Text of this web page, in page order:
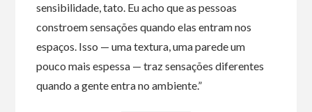
sensibilidade, tato. Eu acho que as pessoas
constroem sensações quando elas entram nos
espaços. Isso — uma textura, uma parede um
pouco mais espessa — traz sensações diferentes
quando a gente entra no ambiente.”